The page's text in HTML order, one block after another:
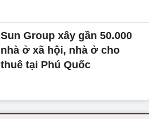
Sun Group xây gần 50.000
nhà ở xã hội, nhà ở cho
thuê tại Phú Quốc